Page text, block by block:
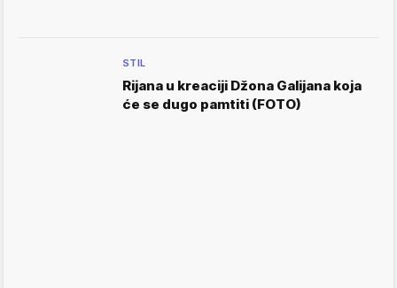
STIL
Rijana u kreaciji Džona Galijana koja
će se dugo pamtiti (FOTO)